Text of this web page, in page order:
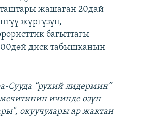
жашаган 20дай
жүргүзүп,
багыттагы
диск табышканын
Сууда “рухий лидермин”
ичинде өзүн
окуучулары ар жактан